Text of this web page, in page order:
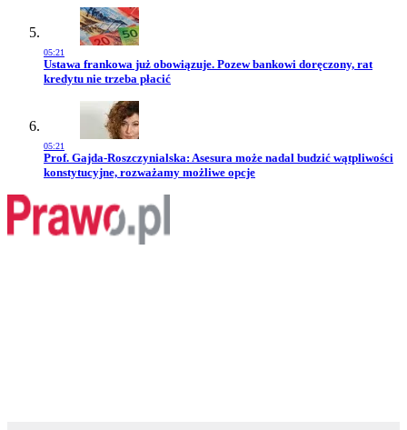
05:21
Przejdź do artykułu:
Ustawa frankowa już obowiązuje. Pozew bankowi doręczony, rat
kredytu nie trzeba płacić
05:21
Przejdź do artykułu:
Prof. Gajda-Roszczynialska: Asesura może nadal budzić wątpliwości
konstytucyjne, rozważamy możliwe opcje